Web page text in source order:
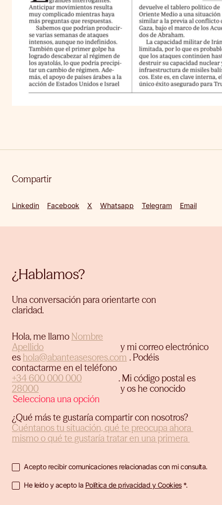
Compartir
Linkedin Facebook X Whatsapp Telegram Email
¿Hablamos?
Una conversación para orientarte con
claridad.
Hola, me llamo
y mi correo electrónico
es
. Podéis
contactarme en el teléfono
. Mi código postal es
y os he conocido
¿Qué más te gustaría compartir con nosotros?
Acepto recibir comunicaciones relacionadas con mi consulta.
He leído y acepto la Política de privacidad y Cookies*.